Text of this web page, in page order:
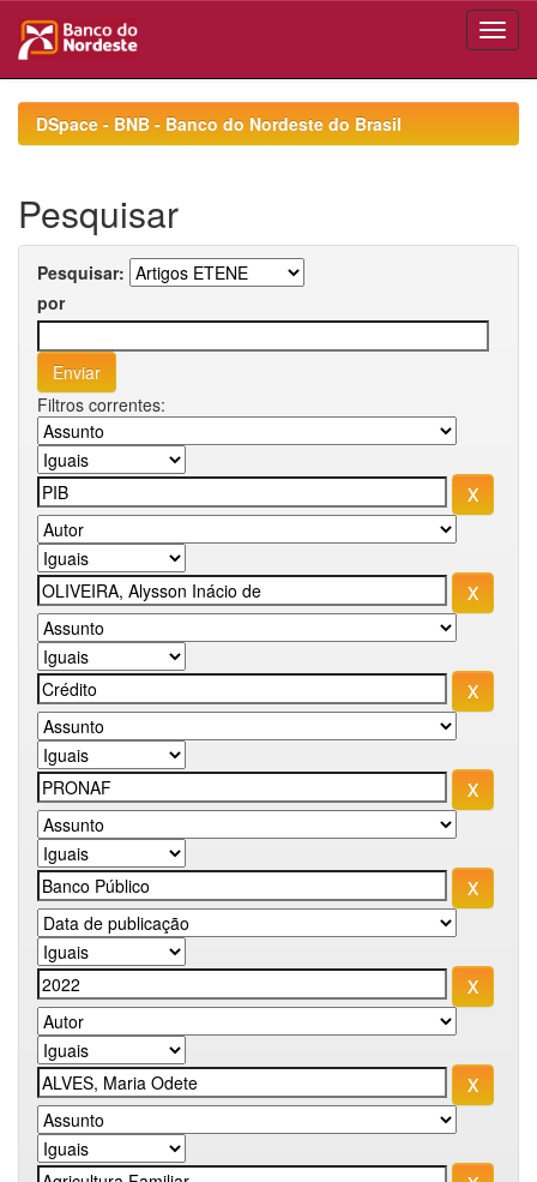
navigationDSpace - BNB - Banco do Nordeste do Brasil
Pesquisar
Pesquisar:
por
Filtros correntes: